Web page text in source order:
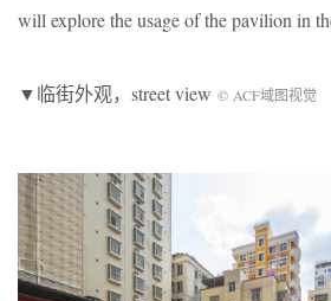
will explore the usage of the pavilion in
▼临街外观，street view © ACF域图视觉